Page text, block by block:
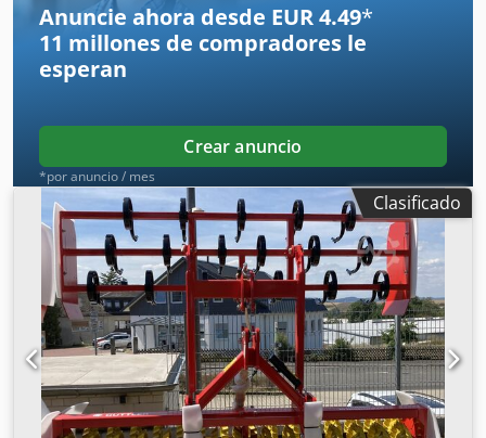
Anuncie ahora desde EUR 4.49*
11 millones de compradores le
esperan
Crear anuncio
*por anuncio / mes
Clasificado